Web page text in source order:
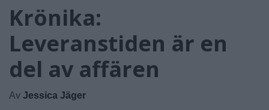
Krönika:
Leveranstiden är en
del av affären
Av Jessica Jäger